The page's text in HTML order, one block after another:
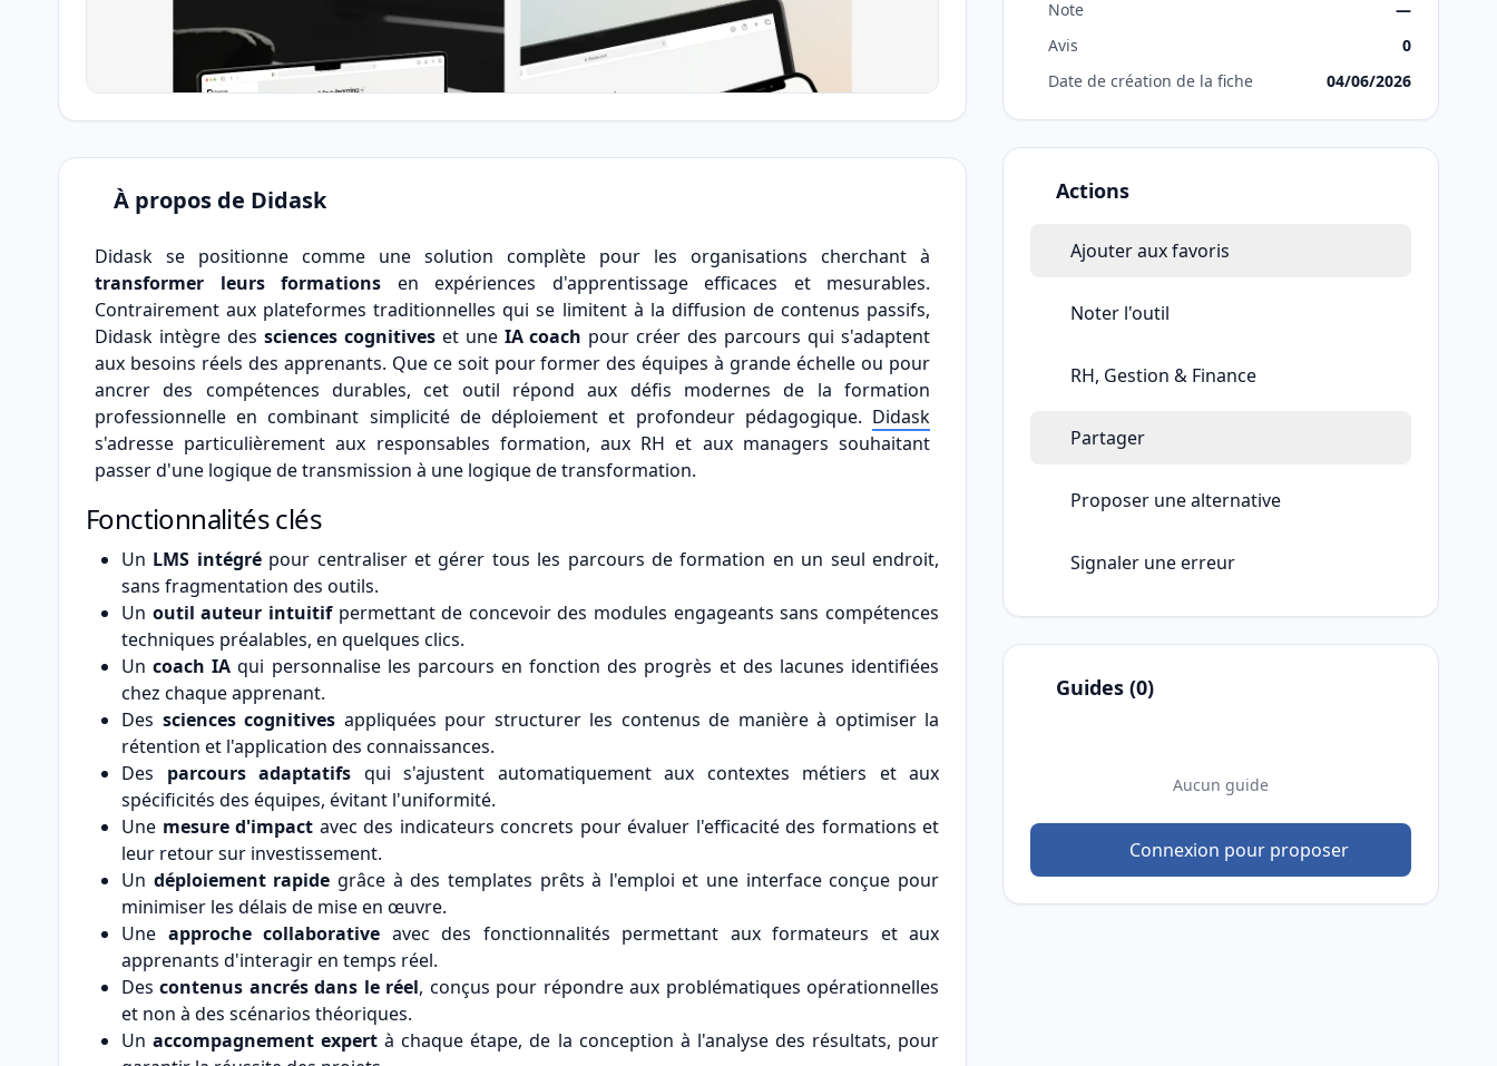
À propos de Didask
Didask se positionne comme une solution complète pour les organisations cherchant à
transformer leurs formations en expériences d'apprentissage efficaces et mesurables.
Contrairement aux plateformes traditionnelles qui se limitent à la diffusion de contenus passifs,
Didask intègre des sciences cognitiveset une IA coach pour créer des parcours qui s'adaptent
aux besoins réels des apprenants. Que ce soit pour former des équipes à grande échelle ou pour
ancrer des compétences durables, cet outil répond aux défis modernes de la formation
professionnelle en combinant simplicité de déploiement et profondeur pédagogique. Didask
s'adresse particulièrement aux responsables formation, aux RH et aux managers souhaitant
passer d'une logique de transmission à une logique de transformation.
Fonctionnalités clés
Un LMS intégrépour centraliser et gérer tous les parcours de formation en un seul endroit,
sans fragmentation des outils.
Un outil auteur intuitifpermettant de concevoir des modules engageants sans compétences
techniques préalables, en quelques clics.
Uncoach IA qui personnalise les parcours en fonction des progrès et des lacunes identifiées
chez chaque apprenant.
Des sciences cognitives appliquées pour structurer les contenus de manière à optimiser la
rétention et l'application des connaissances.
Des parcours adaptatifs qui s'ajustent automatiquement aux contextes métiers et aux
spécificités des équipes, évitant l'uniformité.
Une mesure d'impact avec des indicateurs concrets pour évaluer l'efficacité des formations et
leur retour sur investissement.
Un déploiement rapide grâce à des templates prêts à l'emploi et une interface conçue pour
minimiser les délais de mise en œuvre.
Une approche collaborative avec des fonctionnalités permettant aux formateurs et aux
apprenants d'interagir en temps réel.
Descontenus ancrés dans le réel, conçus pour répondre aux problématiques opérationnelles
et non à des scénarios théoriques.
Unaccompagnement expert à chaque étape, de la conception à l'analyse des résultats, pour
Note
—
Avis
0
Date de création de la fiche
04/06/2026
Actions
Ajouter aux favoris
Noter l'outil
RH, Gestion & Finance
Partager
Proposer une alternative
Signaler une erreur
Guides (0)
Aucun guide
Connexion pour proposer